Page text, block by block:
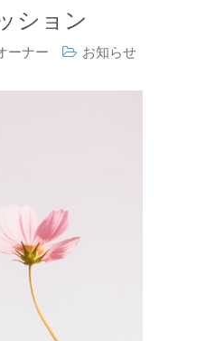
ション
ーナー お知らせ